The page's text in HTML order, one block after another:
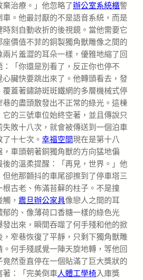
治療。」他忽略了辦公室系統櫃警
車。他最討厭的不是語音系統，而是
刻自動收折的後視鏡。當他需要它
價值不菲的銅製獨角獸雕像之間的
兩片羞澀的耳朵一樣，優雅地縮了回
「你還是別看了，反正你也停不
心臟快要跳出來了。他轉頭看去，發
覆蓋著鏽跡斑斑鐵網的多層機械式停
巷的盡頭散發出不正常的綠光。這棟
的三號車位始終空著，並且傳說只
失敗十八次，就會被傳送到一個泊車
十七次。 幸福空間現在是第十八
車頭朝著銅獨角獸的方向猛地偏
後的溫柔提醒：「再見，世界。」他
但他那顫抖的車尾卻擦到了停車塔三
根古老、佈滿苔蘚的柱子。不是撞
， 震旦辦公家具像戀人之間的耳
郁的、像薄荷口香糖一樣的綠色光
發出來，瞬間吞噬了何手殘和他的掀
，窄巷恢復了平靜，只剩下獨角獸雕
何手殘感覺一陣天旋地轉，等他回
然垂直停在一個貼滿了巨大獎狀的
著：「完美倒車人體工學椅入庫獎